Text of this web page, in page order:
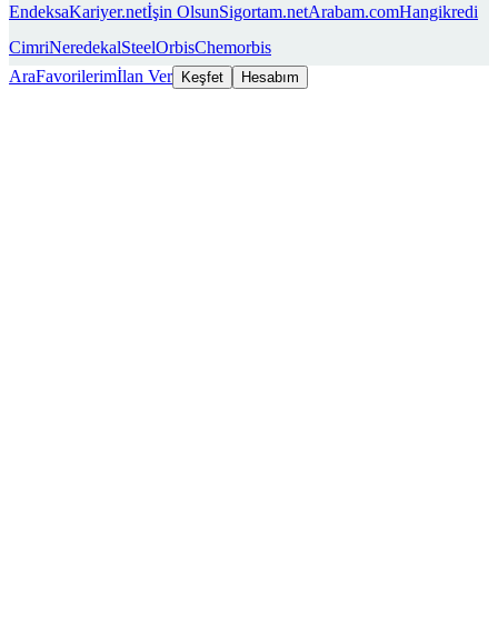
EndeksaKariyer.netİşin OlsunSigortam.netArabam.comHangikredi
CimriNeredekalSteelOrbisChemorbis
AraFavorilerimİlan Ver Keşfet Hesabım